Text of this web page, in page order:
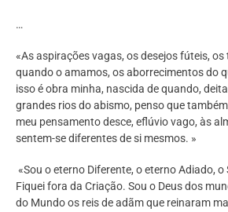
…
«As aspirações vagas, os desejos fúteis,
quando o amamos, os aborrecimentos do
isso é obra minha, nascida de quando,
grandes rios do abismo, penso que
meu pensamento desce, eflúvio vago, às
sentem-se diferentes de si mesmos. »
«Sou o eterno Diferente, o eterno Adiado,
Fiquei fora da Criação. Sou o Deus dos
do Mundo os reis de adãm que reinaram